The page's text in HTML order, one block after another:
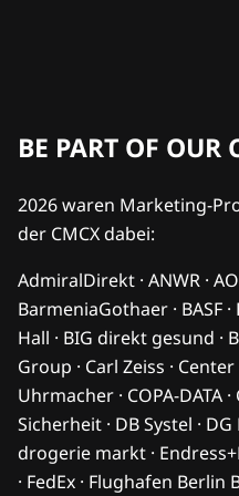
BE PART OF
2026 waren Marketing-
der CMCX dabei:
AdmiralDirekt · ANWR ·
BarmeniaGothaer · BASF
Hall · BIG direkt gesund ·
Group · Carl Zeiss ·
Uhrmacher · COPA-DATA
Sicherheit · DB Systel ·
drogerie markt ·
· FedEx · Flughafen Berlin